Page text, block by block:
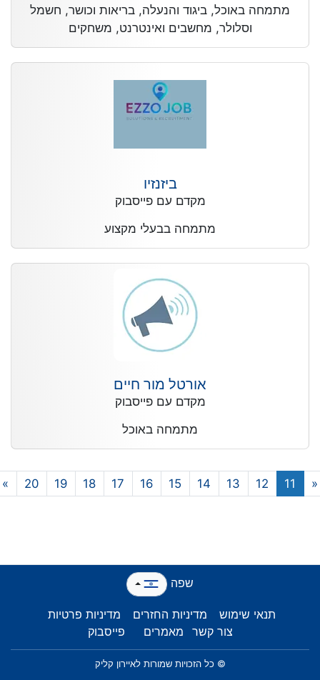
מתמחה באוכל, ביגוד והנעלה, בריאות וכושר, חשמל
וסלולר, מחשבים ואינטרנט, משחקים
ביזנזיו
מקדם עם פייסבוק
מתמחה בבעלי מקצוע
אורטל מור חיים
מקדם עם פייסבוק
מתמחה באוכל
11
12
13
14
15
16
17
18
19
20
שפה
תנאי שימוש מדיניות החזרים
מדיניות פרטיות
צור קשר
מאמרים פייסבוק
© כל הזכויות שמורות לאיירון קליק